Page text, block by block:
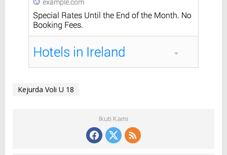
Kejurda Voli U 18
Ikuti Kami